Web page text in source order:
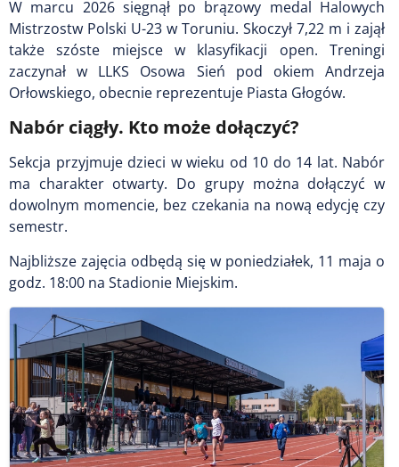
W marcu 2026 sięgnął po brązowy medal Halowych
Mistrzostw Polski U-23 w Toruniu. Skoczył 7,22 m i zajął
także szóste miejsce w klasyfikacji open. Treningi
zaczynał w LLKS Osowa Sień pod okiem Andrzeja
Orłowskiego, obecnie reprezentuje Piasta Głogów.
Nabór ciągły. Kto może dołączyć?
Sekcja przyjmuje dzieci w wieku od 10 do 14 lat. Nabór
ma charakter otwarty. Do grupy można dołączyć w
dowolnym momencie, bez czekania na nową edycję czy
semestr.
Najbliższe zajęcia odbędą się w poniedziałek, 11 maja o
godz. 18:00 na Stadionie Miejskim.